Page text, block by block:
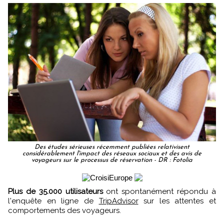
Des études sérieuses récemment publiées relativisent
considérablement l'impact des réseaux sociaux et des avis de
voyageurs sur le processus de réservation - DR : Fotolia
Plus de 35.000 utilisateurs ont spontanément répondu à
l'enquête en ligne de TripAdvisorsur les attentes et
comportements des voyageurs.